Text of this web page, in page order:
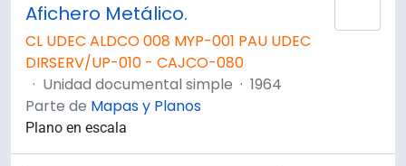
Afichero Metálico.
CL UDEC ALDCO 008 MYP-001 PAU UDEC
DIRSERV/UP-010 - CAJCO-080
· Unidad documental simple · 1964
Parte de Mapas y Planos
Plano en escala